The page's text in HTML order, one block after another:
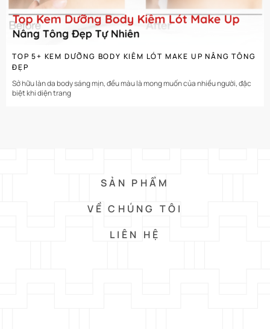
TOP 5+ KEM DƯỠNG BODY KIÊM LÓT MAKE UP NÂNG TÔNG
ĐẸP
Sở hữu làn da body sáng mịn, đều màu là mong muốn của nhiều người, đặc
biệt khi diện trang
SẢN PHẨM
VỀ CHÚNG TÔI
LIÊN HỆ